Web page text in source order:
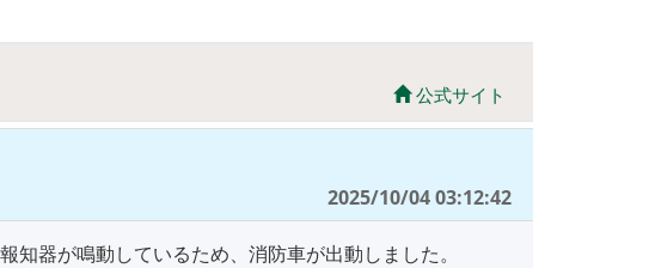
公式サイト
2025/10/04 03:12:42
器が鳴動しているため、消防車が出動しました。